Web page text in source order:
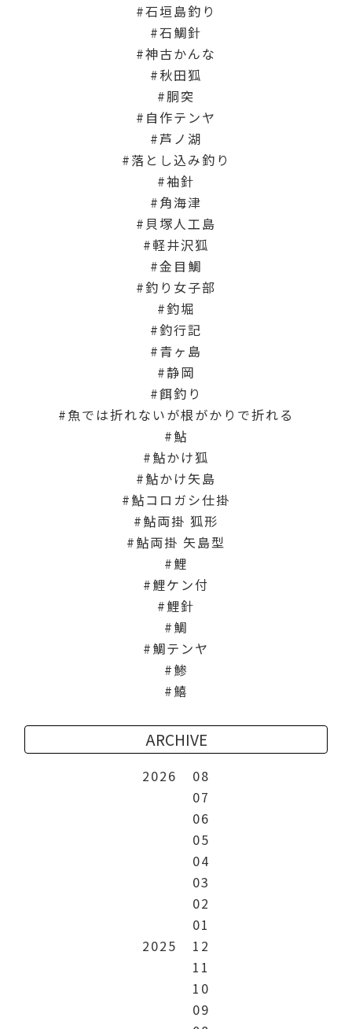
石垣島釣り
石鯛針
神古かんな
秋田狐
胴突
自作テンヤ
芦ノ湖
落とし込み釣り
袖針
角海津
貝塚人工島
軽井沢狐
金目鯛
釣り女子部
釣堀
釣行記
青ヶ島
静岡
餌釣り
魚では折れないが根がかりで折れる
鮎
鮎かけ狐
鮎かけ矢島
鮎コロガシ仕掛
鮎両掛 狐形
鮎両掛 矢島型
鯉
鯉ケン付
鯉針
鯛
鯛テンヤ
鯵
鱚
ARCHIVE
2026
08
07
06
05
04
03
02
01
2025
12
11
10
09